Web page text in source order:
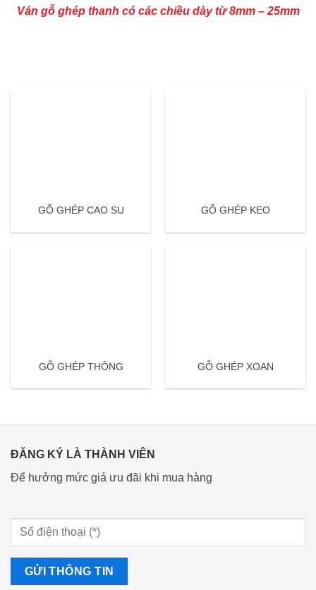
Ván gỗ ghép thanh có các chiều dày từ 8mm – 25mm
GỖ GHÉP CAO SU GỖ GHÉP KEO
GỖ GHÉP THÔNG GỖ GHÉP XOAN
ĐĂNG KÝ LÀ THÀNH VIÊN
Để hưởng mức giá ưu đãi khi mua hàng